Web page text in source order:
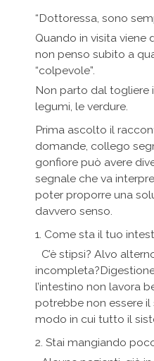
“Dottoressa, sono
Quando in visita viene
non penso subito a
“colpevole”.
Non parto dal togliere
legumi, le verdure.
Prima ascolto il
domande, collego
gonfiore può avere
segnale che va
poter proporre una
davvero senso.
1. Come sta il tuo
C’è stipsi? Alvo
l’intestino non lavora
potrebbe non essere
modo in cui tutto il
2. Stai mangiando